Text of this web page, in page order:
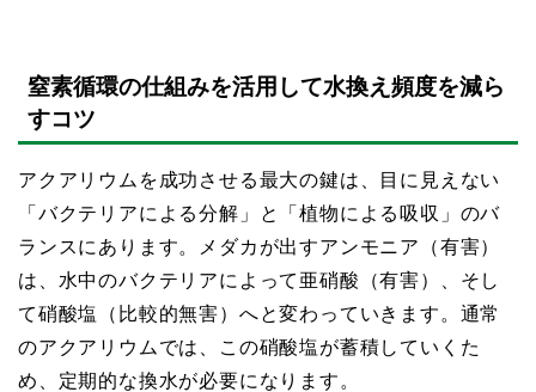
窒素循環の仕組みを活用して水換え頻度を減ら
すコツ
アクアリウムを成功させる最大の鍵は、目に見えない
「バクテリアによる分解」と「植物による吸収」のバ
ランスにあります。メダカが出すアンモニア（有害）
は、水中のバクテリアによって亜硝酸（有害）、そし
て硝酸塩（比較的無害）へと変わっていきます。通常
のアクアリウムでは、この硝酸塩が蓄積していくた
め、定期的な換水が必要になります。